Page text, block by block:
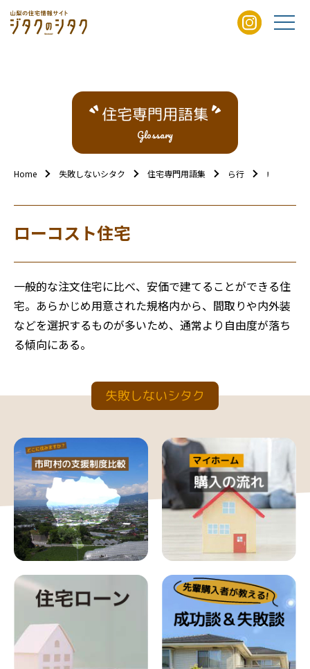
住宅専門用語集
Glossary
Home 失敗しないシタク 住宅専門用語集 ら行 ローコス
ローコスト住宅
一般的な注文住宅に比べ、安価で建てることができる住
宅。あらかじめ用意された規格内から、間取りや内外装
などを選択するものが多いため、通常より自由度が落ち
る傾向にある。
失敗しないシタク